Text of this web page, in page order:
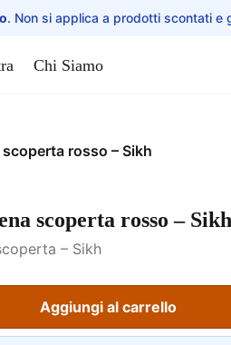
. Non si applica a prodotti scontati e
Chi Siamo
rosso – Sikh
scoperta rosso – Sikh
– Sikh
Aggiungi al carrello